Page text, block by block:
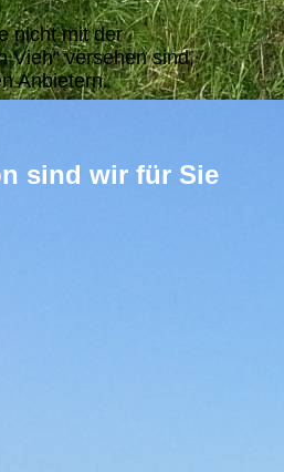
nicht mit der
Vieh“ versehen sind,
Anbietern.
sind wir für Sie